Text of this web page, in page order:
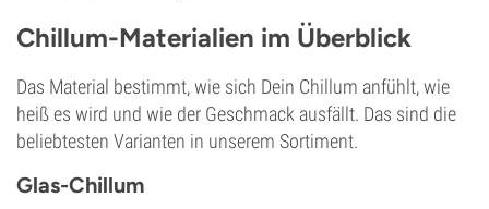
Chillum-Materialien im Überblick
Das Material bestimmt, wie sich Dein Chillum anfühlt, wie
heiß es wird und wie der Geschmack ausfällt. Das sind die
beliebtesten Varianten in unserem Sortiment.
Glas-Chillum